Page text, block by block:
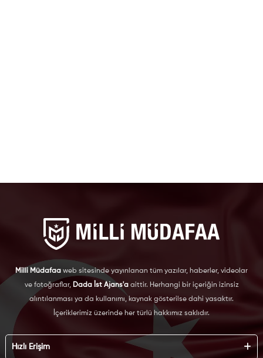
Milli Müdafaa web sitesinde yayınlanan tüm yazılar, haberler, videolar
ve fotoğraflar, Dada İst Ajans'aaittir. Herhangi bir içeriğin izinsiz
alıntılanması ya da kullanımı, kaynak gösterilse dahi yasaktır.
İçeriklerimiz üzerinde her türlü hakkımız saklıdır.
Hızlı Erişim